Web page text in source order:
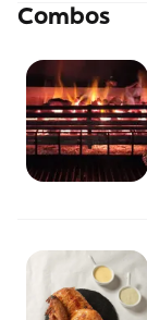
Combos